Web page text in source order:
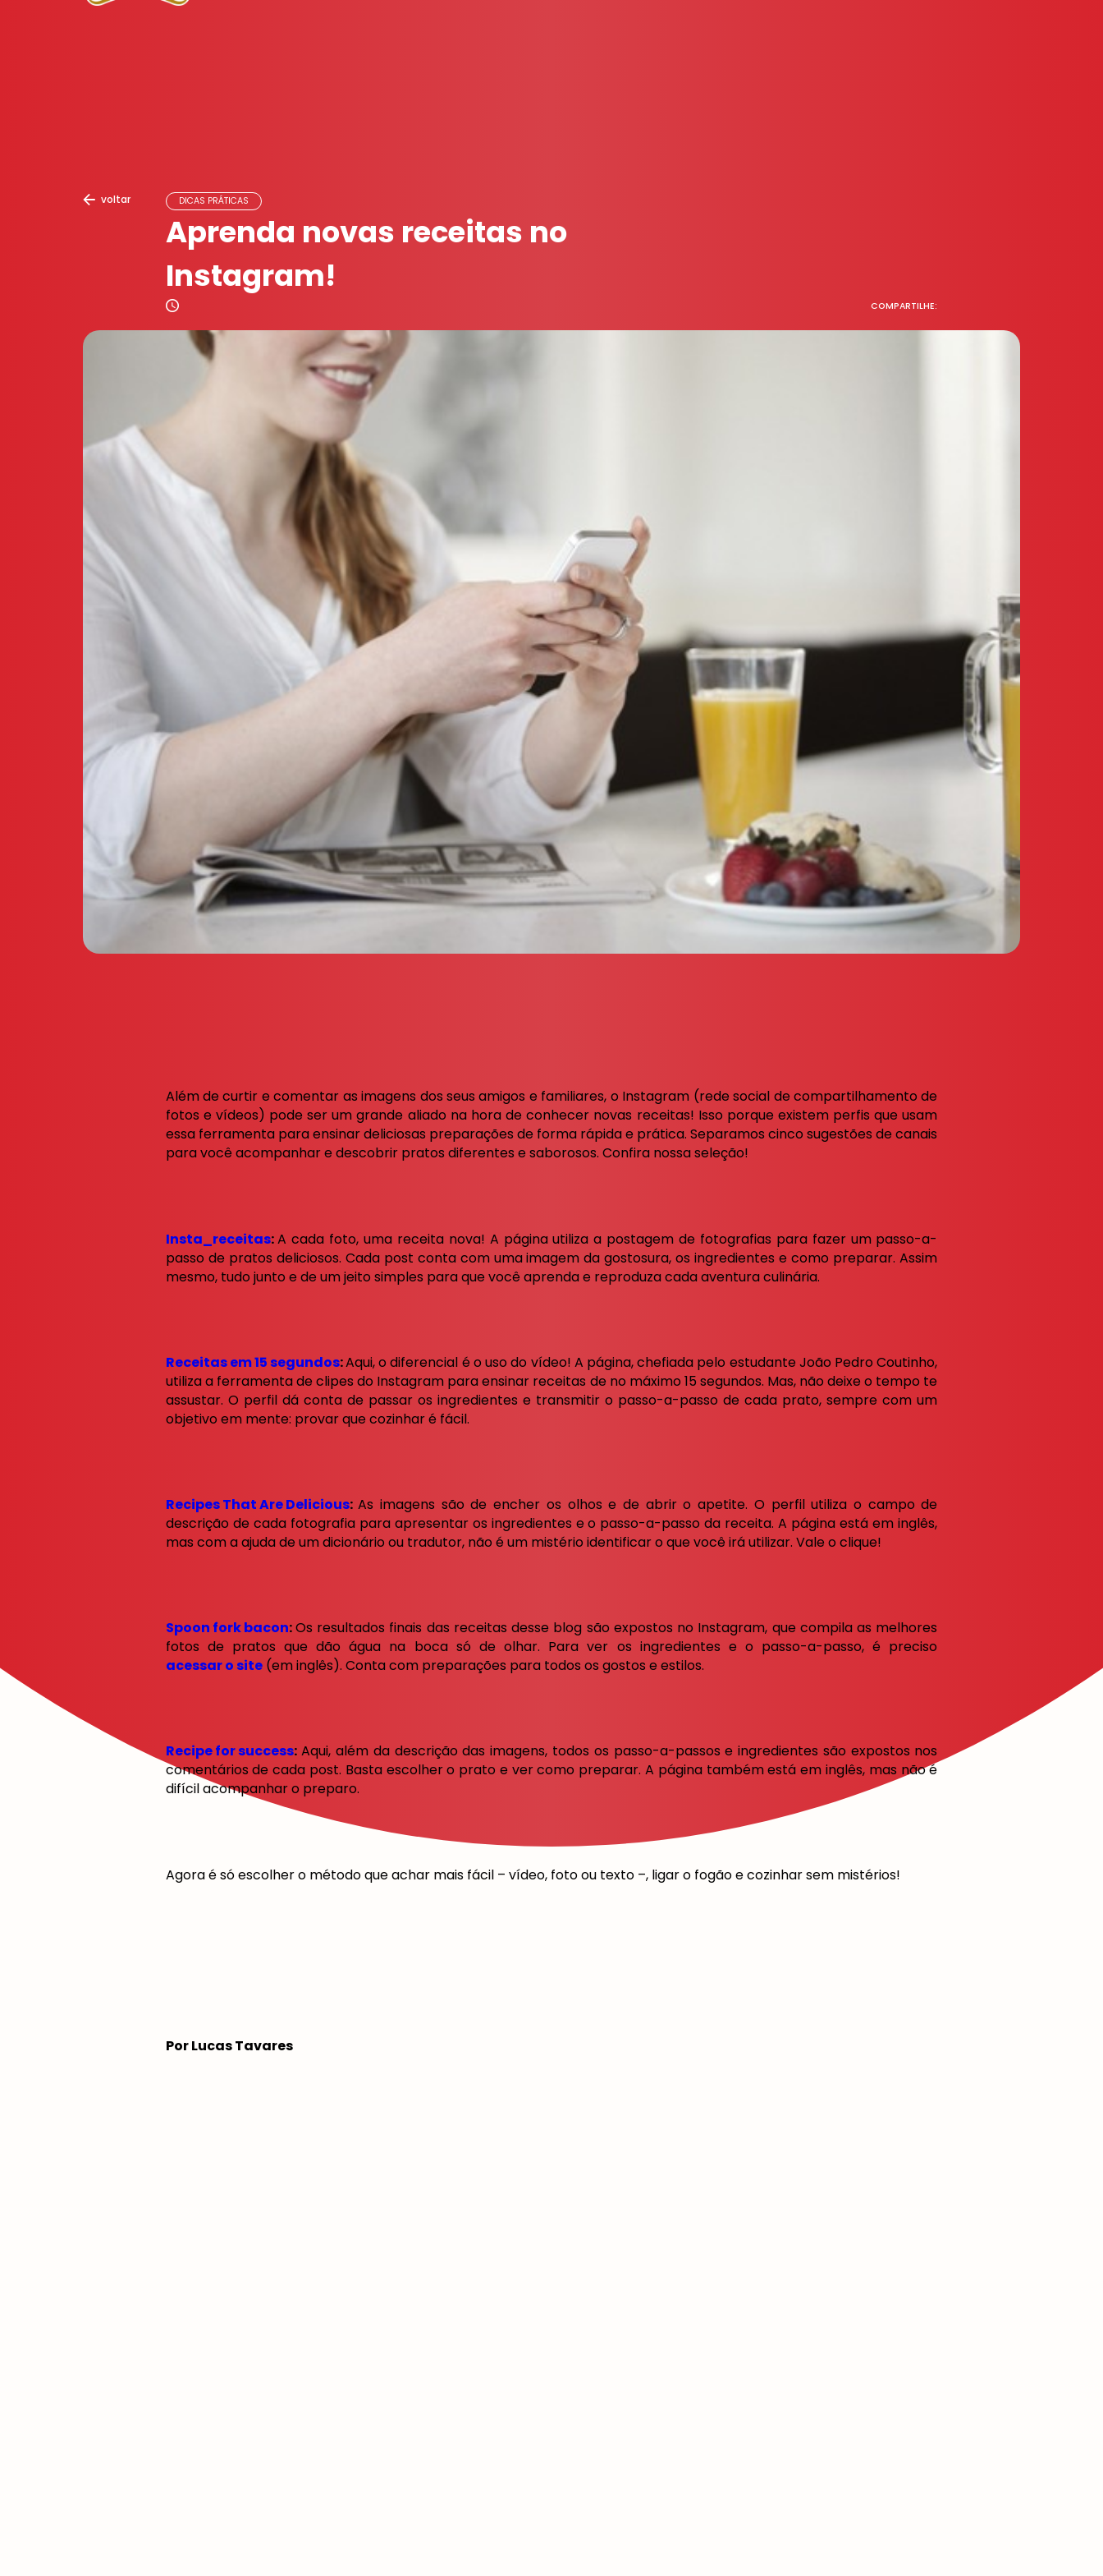
voltar DICAS PRÁTICAS
Aprenda novas receitas no
Instagram!
COMPARTILHE:
Além de curtir e comentar as imagens dos seus amigos e familiares, o Instagram (rede social de compartilhamento de
fotos e vídeos) pode ser um grande aliado na hora de conhecer novas receitas! Isso porque existem perfis que usam
essa ferramenta para ensinar deliciosas preparações de forma rápida e prática. Separamos cinco sugestões de canais
para você acompanhar e descobrir pratos diferentes e saborosos. Confira nossa seleção!
Insta_receitas:A cada foto, uma receita nova! A página utiliza a postagem de fotografias para fazer um passo-a-
passo de pratos deliciosos. Cada post conta com uma imagem da gostosura, os ingredientes e como preparar. Assim
mesmo, tudo junto e de um jeito simples para que você aprenda e reproduza cada aventura culinária.
Receitas em 15 segundos:Aqui, o diferencial é o uso do vídeo! A página, chefiada pelo estudante João Pedro Coutinho,
utiliza a ferramenta de clipes do Instagram para ensinar receitas de no máximo 15 segundos. Mas, não deixe o tempo te
assustar. O perfil dá conta de passar os ingredientes e transmitir o passo-a-passo de cada prato, sempre com um
objetivo em mente: provar que cozinhar é fácil.
Recipes That Are Delicious:As imagens são de encher os olhos e de abrir o apetite. O perfil utiliza o campo de
descrição de cada fotografia para apresentar os ingredientes e o passo-a-passo da receita. A página está em inglês,
mas com a ajuda de um dicionário ou tradutor, não é um mistério identificar o que você irá utilizar. Vale o clique!
Spoon fork bacon:Os resultados finais das receitas desse blog são expostos no Instagram, que compila as melhores
fotos de pratos que dão água na boca só de olhar. Para ver os ingredientes e o passo-a-passo, é preciso
acessar o site(em inglês). Conta com preparações para todos os gostos e estilos.
Recipe for success:Aqui, além da descrição das imagens, todos os passo-a-passos e ingredientes são expostos nos
comentários de cada post. Basta escolher o prato e ver como preparar. A página também está em inglês, mas não é
difícil acompanhar o preparo.
Agora é só escolher o método que achar mais fácil – vídeo, foto ou texto –, ligar o fogão e cozinhar sem mistérios!
Por Lucas Tavares